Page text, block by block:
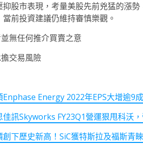
股市表現，考量美股先前兇猛的漲
前投資建議仍維持審慎樂觀。
無任何推介買賣之意
交易風險
Enphase Energy 2022年EPS大增逾9
佳訊Skyworks FY23Q1營運狠甩科沃
創下歷史新高！SiC獲特斯拉及福斯青